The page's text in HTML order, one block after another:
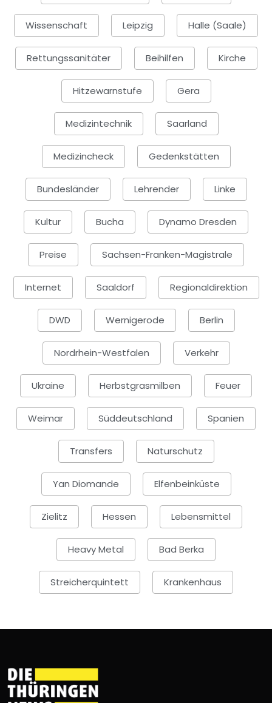
Wissenschaft Leipzig Halle (Saale)
Rettungssanitäter Beihilfen Kirche
Hitzewarnstufe Gera
Medizintechnik Saarland
Medizincheck Gedenkstätten
Bundesländer Lehrender Linke
Kultur Bucha Dynamo Dresden
Preise Sachsen-Franken-Magistrale
Internet Saaldorf Regionaldirektion
DWD Wernigerode Berlin
Nordrhein-Westfalen Verkehr
Ukraine Herbstgrasmilben Feuer
Weimar Süddeutschland Spanien
Transfers Naturschutz
Yan Diomande Elfenbeinküste
Zielitz Hessen Lebensmittel
Heavy Metal Bad Berka
Streicherquintett Krankenhaus